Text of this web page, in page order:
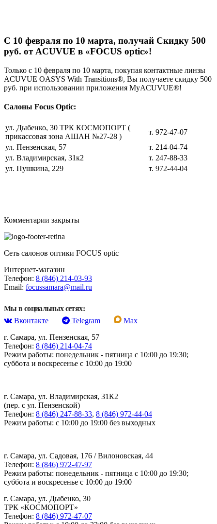
С 10 февраля по 10 марта, получай Скидку 500
руб. от ACUVUE в «FOCUS optic»!
Только с 10 февраля по 10 марта, покупая контактные линзы
ACUVUE OASYS With Transitions®, Вы получаете скидку 500
руб. при использовании приложения МyАCUVUE®!
Салоны Focus Optic:
ул. Дыбенко, 30 ТРК КОСМОПОРТ (
прикассовая зона АШАН №27-28 )
т. 972-47-07
ул. Пензенская, 57
т. 214-04-74
ул. Владимирская, 31к2
т. 247-88-33
ул. Пушкина, 229
т. 972-44-04
Комментарии закрыты
Сеть салонов оптики FOCUS optic
Интернет-магазин
Телефон: 8 (846) 214-03-93
Email: focussamara@mail.ru
Мы в социальных сетях:
Вконтакте
Telegram
Max
г. Самара, ул. Пензенская, 57
Телефон: 8 (846) 214-04-74
Режим работы: понедельник - пятница с 10:00 до 19:30;
суббота и воскресенье с 10:00 до 19:00
г. Самара, ул. Владимирская, 31К2
(пер. с ул. Пензенской)
Телефон: 8 (846) 247-88-33, 8 (846) 972-44-04
Режим работы: с 10:00 до 19:00 без выходных
г. Самара, ул. Садовая, 176 / Вилоновская, 44
Телефон: 8 (846) 972-47-97
Режим работы: понедельник - пятница с 10:00 до 19:30;
суббота и воскресенье с 10:00 до 19:00
г. Самара, ул. Дыбенко, 30
ТРК «КОСМОПОРТ»
Телефон: 8 (846) 972-47-07